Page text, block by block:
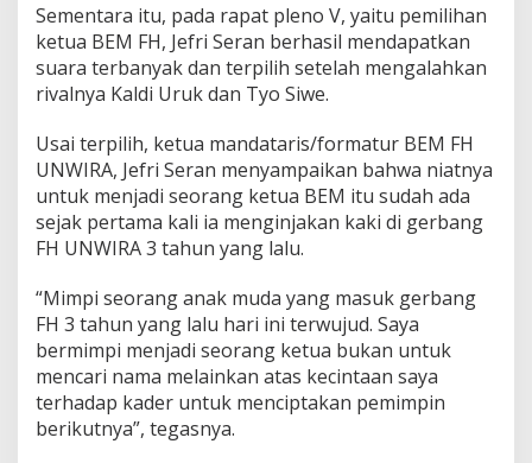
Sementara itu, pada rapat pleno V, yaitu pemilihan
ketua BEM FH, Jefri Seran berhasil mendapatkan
suara terbanyak dan terpilih setelah mengalahkan
rivalnya Kaldi Uruk dan Tyo Siwe.
Usai terpilih, ketua mandataris/formatur BEM FH
UNWIRA, Jefri Seran menyampaikan bahwa niatnya
untuk menjadi seorang ketua BEM itu sudah ada
sejak pertama kali ia menginjakan kaki di gerbang
FH UNWIRA 3 tahun yang lalu.
“Mimpi seorang anak muda yang masuk gerbang
FH 3 tahun yang lalu hari ini terwujud. Saya
bermimpi menjadi seorang ketua bukan untuk
mencari nama melainkan atas kecintaan saya
terhadap kader untuk menciptakan pemimpin
berikutnya”, tegasnya.